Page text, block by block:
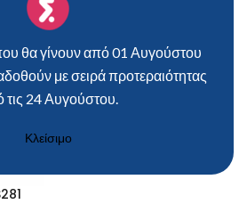
θα γίνουν από 01 Αυγούστου
με σειρά προτεραιότητας
τις 24 Αυγούστου.
Κλείσιμο